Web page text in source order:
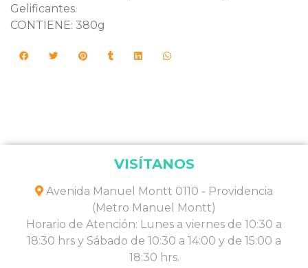
Gelificantes.
CONTIENE: 380g
VISÍTANOS
Avenida Manuel Montt 0110 - Providencia
(Metro Manuel Montt)
Horario de Atención: Lunes a viernes de 10:30 a
18:30 hrs y Sábado de 10:30 a 14:00 y de 15:00 a
18:30 hrs.